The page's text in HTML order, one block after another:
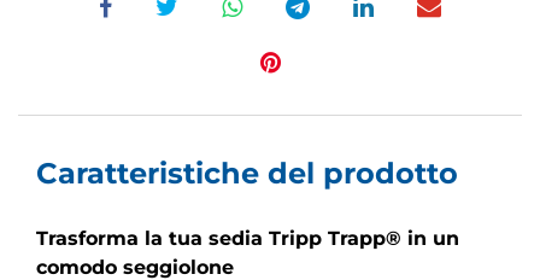
Caratteristiche del prodotto
Trasforma la tua sedia Tripp Trapp® in un
comodo seggiolone